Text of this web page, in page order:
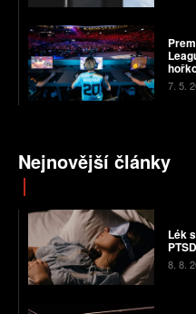
7. 5.
Nejnovější články
Lék
PTSD
8. 8.